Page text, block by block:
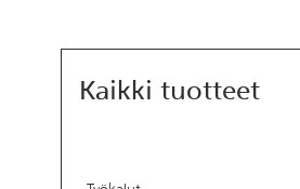
Kaikki tuotteet